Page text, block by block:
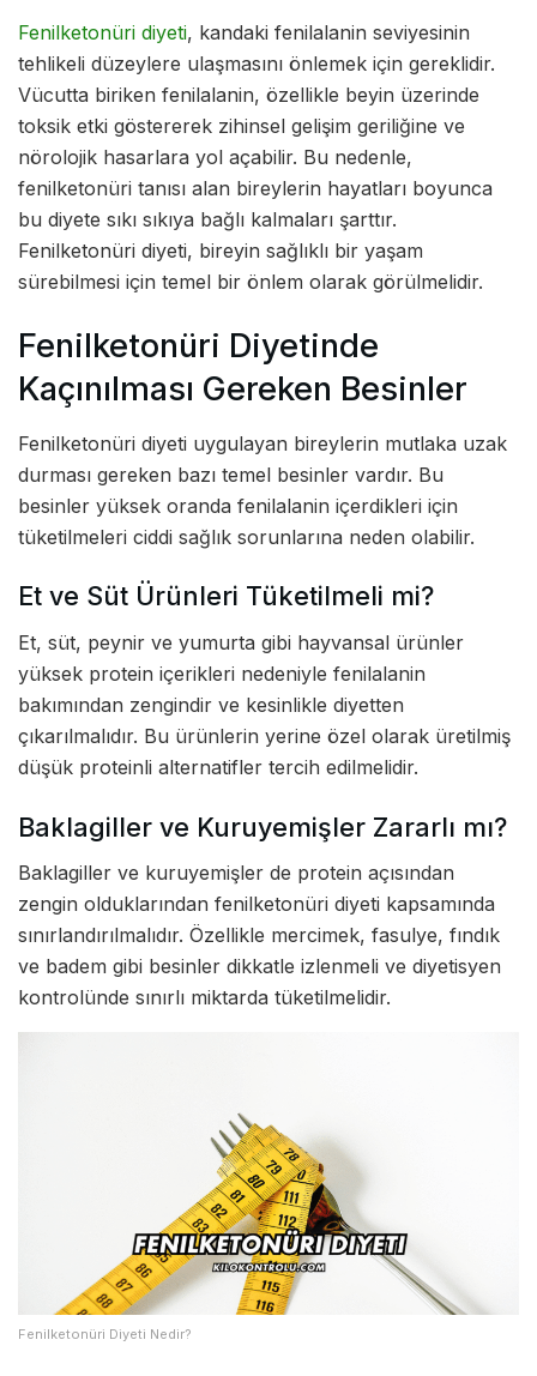
Fenilketonüri diyeti, kandaki fenilalanin seviyesinin
tehlikeli düzeylere ulaşmasını önlemek için gereklidir.
Vücutta biriken fenilalanin, özellikle beyin üzerinde
toksik etki göstererek zihinsel gelişim geriliğine ve
nörolojik hasarlara yol açabilir. Bu nedenle,
fenilketonüri tanısı alan bireylerin hayatları boyunca
bu diyete sıkı sıkıya bağlı kalmaları şarttır.
Fenilketonüri diyeti, bireyin sağlıklı bir yaşam
sürebilmesi için temel bir önlem olarak görülmelidir.
Fenilketonüri Diyetinde
Kaçınılması Gereken Besinler
Fenilketonüri diyeti uygulayan bireylerin mutlaka uzak
durması gereken bazı temel besinler vardır. Bu
besinler yüksek oranda fenilalanin içerdikleri için
tüketilmeleri ciddi sağlık sorunlarına neden olabilir.
Et ve Süt Ürünleri Tüketilmeli mi?
Et, süt, peynir ve yumurta gibi hayvansal ürünler
yüksek protein içerikleri nedeniyle fenilalanin
bakımından zengindir ve kesinlikle diyetten
çıkarılmalıdır. Bu ürünlerin yerine özel olarak üretilmiş
düşük proteinli alternatifler tercih edilmelidir.
Baklagiller ve Kuruyemişler Zararlı mı?
Baklagiller ve kuruyemişler de protein açısından
zengin olduklarından fenilketonüri diyeti kapsamında
sınırlandırılmalıdır. Özellikle mercimek, fasulye, fındık
ve badem gibi besinler dikkatle izlenmeli ve diyetisyen
kontrolünde sınırlı miktarda tüketilmelidir.
Fenilketonüri Diyeti Nedir?